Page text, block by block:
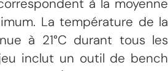
La température de la
à 21°C durant tous les
inclut un outil de bench